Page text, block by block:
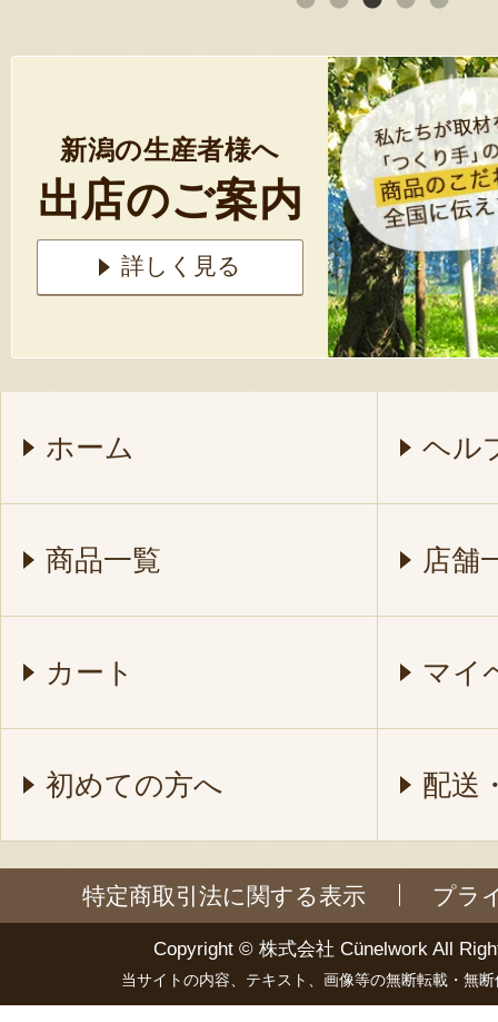
新潟の生産者様へ
出店のご案内
詳しく見る
ホーム ヘル
商品一覧 店舗
カート マイ
初めての方へ 配送
特定商取引法に関する表示 プラ
Copyright © 株式会社 Cünelwork All
当サイトの内容、テキスト、画像等の無断転載・無